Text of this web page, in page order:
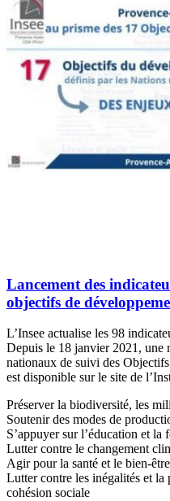
Lancement des
objectifs de
L’Insee actualise les 98
Depuis le 18 janvier 2021, une
nationaux de suivi des
est disponible sur le site de
Préserver la biodiversité, les
Soutenir des modes de
S’appuyer sur l’éducation et
Lutter contre le changement
Agir pour la santé et le bien-
Lutter contre les inégalités et la
cohésion sociale